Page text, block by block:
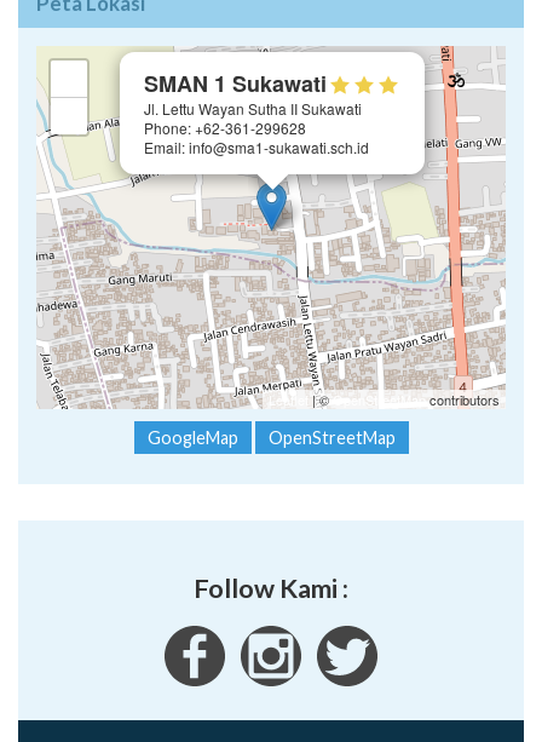
Peta Lokasi
SMAN 1 Sukawati
Jl. Lettu Wayan Sutha II Sukawati
Phone: +62-361-299628
Email: info@sma1-sukawati.sch.id
+
−
Leaflet | ©OpenStreetMapcontributors
GoogleMap OpenStreetMap
Follow Kami :